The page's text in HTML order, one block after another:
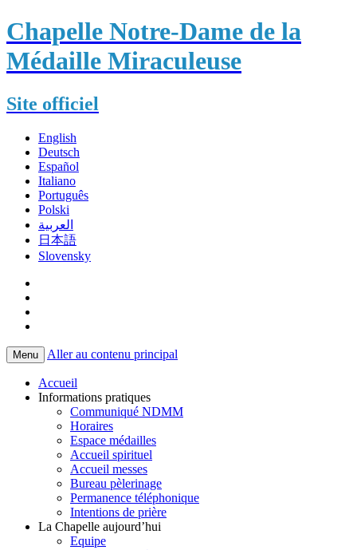
Chapelle Notre-Dame de la
Médaille Miraculeuse
Site officiel
English
Deutsch
Español
Italiano
Português
Polski
العربية
日本語
Slovensky
Menu Aller au contenu principal
Accueil
Informations pratiques
Communiqué NDMM
Horaires
Espace médailles
Accueil spirituel
Accueil messes
Bureau pèlerinage
Permanence téléphonique
Intentions de prière
La Chapelle aujourd’hui
Equipe